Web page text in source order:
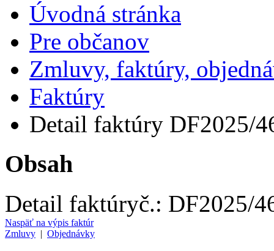
Úvodná stránka
Pre občanov
Zmluvy, faktúry,
Faktúry
Detail faktúry DF2025/
Obsah
Detail faktúryč.: DF2025/
Naspäť na výpis faktúr
Zmluvy | Objednávky